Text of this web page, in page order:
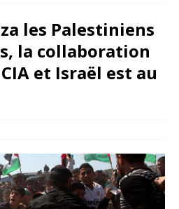
les Palestiniens
la collaboration
et Israël est au